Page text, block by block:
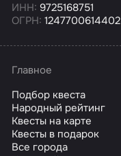
ИНН: 9725168751
ОГРН: 1247700614402
Главное
Подбор квеста
Народный рейтинг
Квесты на карте
Квесты в подарок
Все города